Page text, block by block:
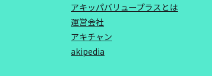
アキッパバリュープラスとは
運営会社
アキチャン
akipedia